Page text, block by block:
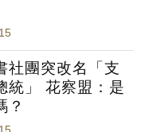
社團突改名「支
統」 花察盟：是
？